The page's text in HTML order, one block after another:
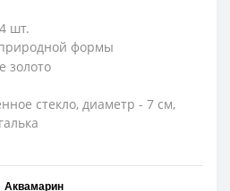
шт.
формы
золото
стекло, диаметр - 7 см,
Аквамарин